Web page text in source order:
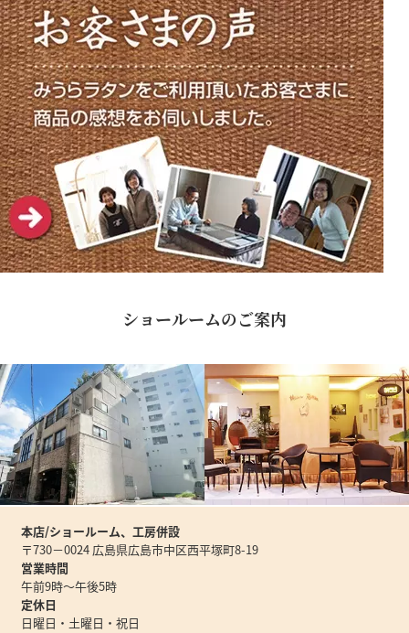
ショールームのご案内
本店/ショールーム、工房併設
〒730－0024 広島県広島市中区西平塚町8-19
営業時間
午前9時～午後5時
定休日
日曜日・土曜日・祝日